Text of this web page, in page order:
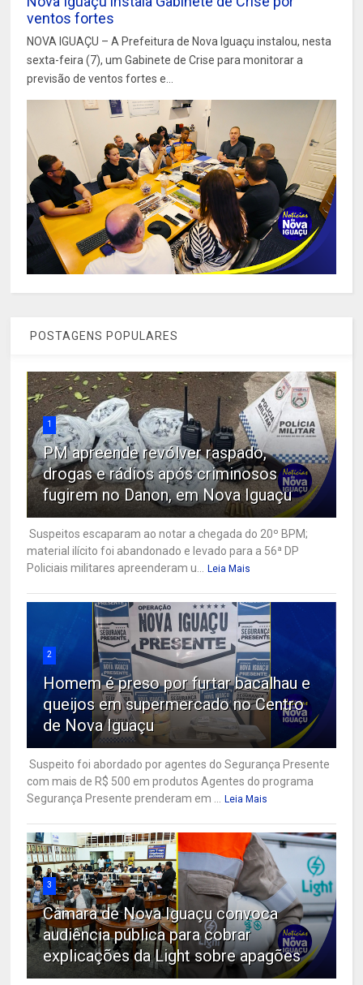
ventos fortes
NOVA IGUAÇU – A Prefeitura de Nova Iguaçu instalou, nesta
sexta-feira (7), um Gabinete de Crise para monitorar a
previsão de ventos fortes e...
POSTAGENS POPULARES
1
PM apreende revólver raspado,
drogas e rádios após criminosos
fugirem no Danon, em Nova Iguaçu
Suspeitos escaparam ao notar a chegada do 20º BPM;
material ilícito foi abandonado e levado para a 56ª DP
Policiais militares apreenderam u...
Leia Mais
2
Homem é preso por furtar bacalhau e
queijos em supermercado no Centro
de Nova Iguaçu
Suspeito foi abordado por agentes do Segurança Presente
com mais de R$ 500 em produtos Agentes do programa
Segurança Presente prenderam em ...
Leia Mais
3
Câmara de Nova Iguaçu convoca
audiência pública para cobrar
explicações da Light sobre apagões